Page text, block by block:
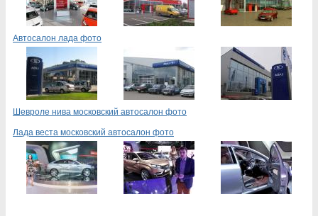
Автосалон лада фото
Шевроле нива московский автосалон фото
Лада веста московский автосалон фото